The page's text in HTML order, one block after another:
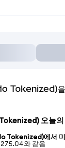
Tokenized)을
오늘의
Tokenized)에서 미
와 같음